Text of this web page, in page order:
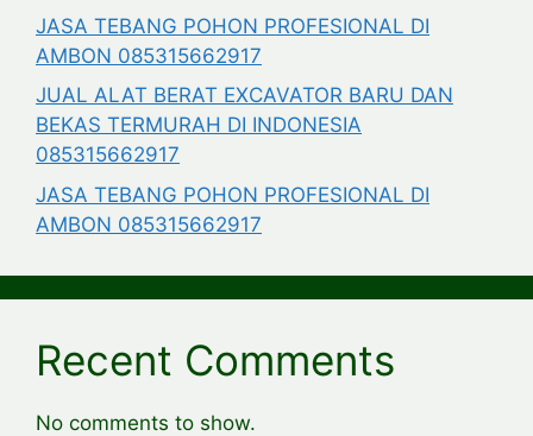
JASA TEBANG POHON PROFESIONAL DI
AMBON 085315662917
JUAL ALAT BERAT EXCAVATOR BARU DAN
BEKAS TERMURAH DI INDONESIA
085315662917
JASA TEBANG POHON PROFESIONAL DI
AMBON 085315662917
Recent Comments
No comments to show.